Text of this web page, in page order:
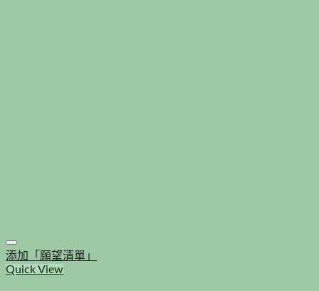
添加「願望清單」
Quick View